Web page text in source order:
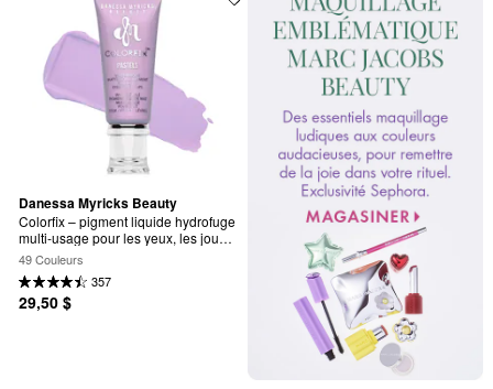
Danessa Myricks Beauty
Colorfix – pigment liquide hydrofuge
multi-usage pour les yeux, les joues
et les lèvres
49 Couleurs
357
29,50 $